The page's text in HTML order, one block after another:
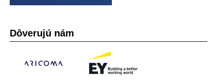
Dôverujú nám